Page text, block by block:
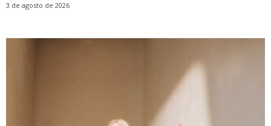
3 de agosto de 2026